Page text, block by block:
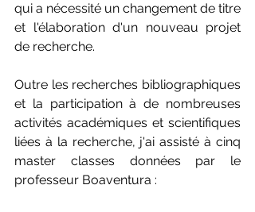
qui a nécessité un changement de titre
et l'élaboration d'un nouveau projet
de recherche.
Outre les recherches bibliographiques
et la participation à de nombreuses
activités académiques et scientifiques
liées à la recherche, j'ai assisté à cinq
master classes données par le
professeur Boaventura :